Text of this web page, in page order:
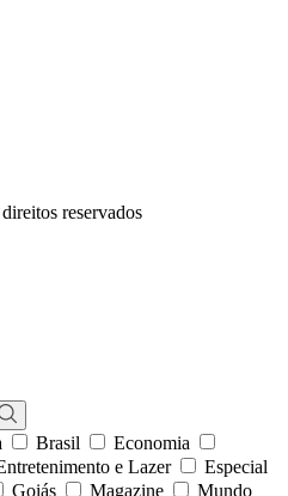
reservados
Brasil
Economia
e Lazer
Especial
Goiás Magazine
Mundo